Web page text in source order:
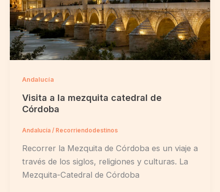
Andalucía
Visita a la mezquita catedral de
Córdoba
Andalucía/ Recorriendodestinos
Recorrer la Mezquita de Córdoba es un viaje a
través de los siglos, religiones y culturas. La
Mezquita-Catedral de Córdoba